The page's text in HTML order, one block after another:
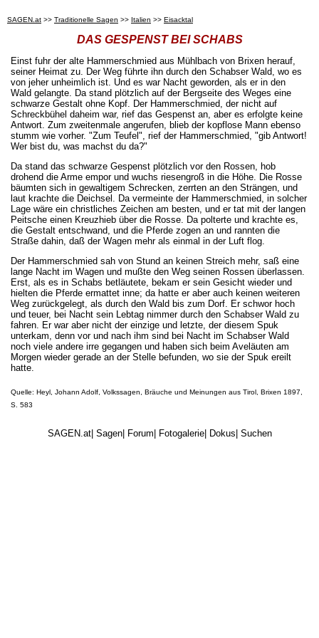
SAGEN.at >> Traditionelle Sagen >> Italien >> Eisacktal
DAS GESPENST BEI SCHABS
Einst fuhr der alte Hammerschmied aus Mühlbach von Brixen herauf,
seiner Heimat zu. Der Weg führte ihn durch den Schabser Wald, wo es
von jeher unheimlich ist. Und es war Nacht geworden, als er in den
Wald gelangte. Da stand plötzlich auf der Bergseite des Weges eine
schwarze Gestalt ohne Kopf. Der Hammerschmied, der nicht auf
Schreckbühel daheim war, rief das Gespenst an, aber es erfolgte keine
Antwort. Zum zweitenmale angerufen, blieb der kopflose Mann ebenso
stumm wie vorher. "Zum Teufel", rief der Hammerschmied, "gib Antwort!
Wer bist du, was machst du da?"
Da stand das schwarze Gespenst plötzlich vor den Rossen, hob
drohend die Arme empor und wuchs riesengroß in die Höhe. Die Rosse
bäumten sich in gewaltigem Schrecken, zerrten an den Strängen, und
laut krachte die Deichsel. Da vermeinte der Hammerschmied, in solcher
Lage wäre ein christliches Zeichen am besten, und er tat mit der langen
Peitsche einen Kreuzhieb über die Rosse. Da polterte und krachte es,
die Gestalt entschwand, und die Pferde zogen an und rannten die
Straße dahin, daß der Wagen mehr als einmal in der Luft flog.
Der Hammerschmied sah von Stund an keinen Streich mehr, saß eine
lange Nacht im Wagen und mußte den Weg seinen Rossen überlassen.
Erst, als es in Schabs betläutete, bekam er sein Gesicht wieder und
hielten die Pferde ermattet inne; da hatte er aber auch keinen weiteren
Weg zurückgelegt, als durch den Wald bis zum Dorf. Er schwor hoch
und teuer, bei Nacht sein Lebtag nimmer durch den Schabser Wald zu
fahren. Er war aber nicht der einzige und letzte, der diesem Spuk
unterkam, denn vor und nach ihm sind bei Nacht im Schabser Wald
noch viele andere irre gegangen und haben sich beim Aveläuten am
Morgen wieder gerade an der Stelle befunden, wo sie der Spuk ereilt
hatte.
Quelle: Heyl, Johann Adolf, Volkssagen, Bräuche und Meinungen aus Tirol, Brixen 1897,
S. 583
SAGEN.at| Sagen| Forum| Fotogalerie| Dokus| Suchen